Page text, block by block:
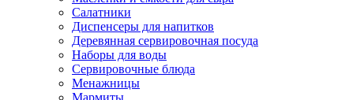
Салатники
Диспенсеры для напитков
Деревянная сервировочная посуда
Наборы для воды
Сервировочные блюда
Менажницы
Мармиты